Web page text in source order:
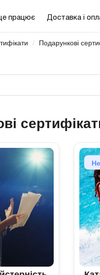
працює Доставка і
Подарункові